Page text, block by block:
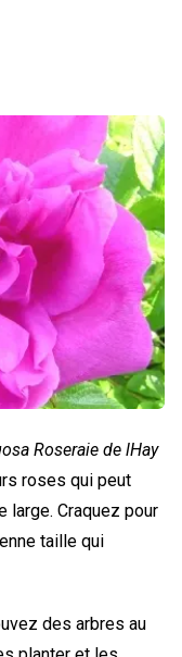
Roseraie de lHay
roses qui peut
large. Craquez pour
taille qui
des arbres au